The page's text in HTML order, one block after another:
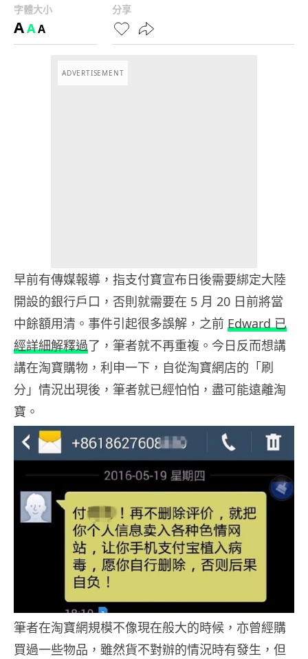
字體大小
AAA
分享
ADVERTISEMENT
早前有傳媒報導，指支付寶宣布日後需要綁定大陸
開設的銀行戶口，否則就需要在 5 月 20 日前將當
中餘額用清。事件引起很多誤解，之前 Edward 已
經詳細解釋過了，筆者就不再重複。今日反而想講
講在淘寶購物，利申一下，自從淘寶網店的「刷
分」情況出現後，筆者就已經怕怕，盡可能遠離淘
寶。
筆者在淘寶網規模不像現在般大的時候，亦曾經購
買過一些物品，雖然貨不對辦的情況時有發生，但